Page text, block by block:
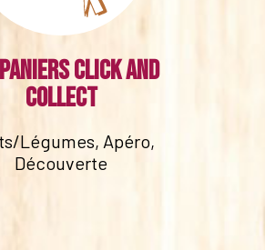
click and
collect
Légumes, Apéro,
Découverte